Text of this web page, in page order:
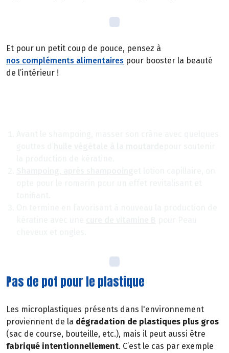
Et pour un petit coup de pouce, pensez à
nos compléments alimentaires pour booster la beauté
de l’intérieur !
Pas de pot pour le plastique
Les microplastiques présents dans l'environnement
proviennent de la dégradation de plastiques plus gros
(sac de course, bouteille, etc.), mais il peut aussi être
fabriqué intentionnellement. C’est le cas par exemple